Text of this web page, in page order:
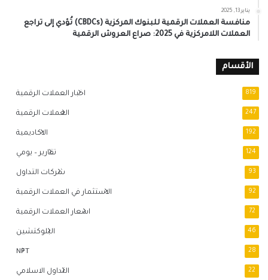
يناير 13, 2025
منافسة العملات الرقمية للبنوك المركزية (CBDCs) تُؤدي إلى تراجع
العملات اللامركزية في 2025: صراع العروش الرقمية
الأقسام
اخبار العملات الرقمية 819
العملات الرقمية 247
الاكاديمية 192
تقارير – يومي 124
شركات التداول 93
الاستثمار في العملات الرقمية 92
اسعار العملات الرقمية 72
البلوكتشين 46
NFT 28
التداول الاسلامي 22